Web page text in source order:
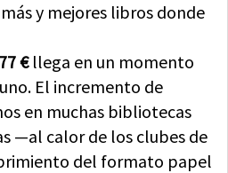
y mejores libros donde
€llega en un momento
El incremento de
en muchas bibliotecas
—al calor de los clubes de
del formato papel